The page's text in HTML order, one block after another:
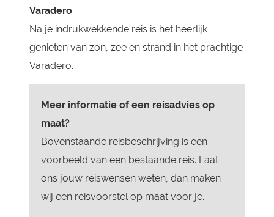
Varadero
Na je indrukwekkende reis is het heerlijk
genieten van zon, zee en strand in het prachtige
Varadero.
Meer informatie of een reisadvies op
maat?
Bovenstaande reisbeschrijving is een
voorbeeld van een bestaande reis. Laat
ons jouw reiswensen weten, dan maken
wij een reisvoorstel op maat voor je.